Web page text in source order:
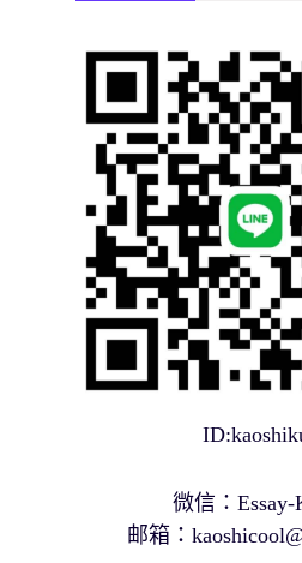
微信：Essay-
邮箱：